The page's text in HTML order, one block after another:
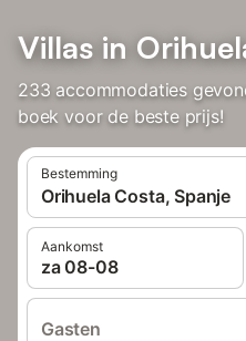
Villas in
233 accommodaties
boek voor de beste prijs!
Bestemming
Orihuela Costa, Spanje
Aankomst
za 08-08
Gasten